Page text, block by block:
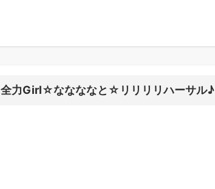
全力Girl☆ななななと☆リリリリハーサル♪